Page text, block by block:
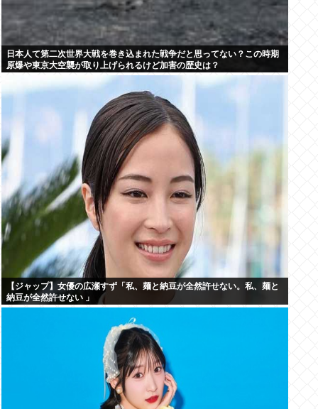
日本人て第二次世界大戦を巻き込まれた戦争だと思ってない？この時期
原爆や東京大空襲が取り上げられるけど加害の歴史は？
【ジャップ】女優の広瀬すず「私、麺と納豆が全然許せない。私、麺と
納豆が全然許せない 」